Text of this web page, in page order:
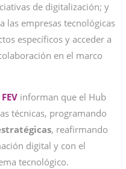
de digitalización; y
las empresas tecnológicas
específicos y acceder a
en el marco
FEV informan que el Hub
técnicas, programando
, reafirmando
digital y con el
tecnológico.